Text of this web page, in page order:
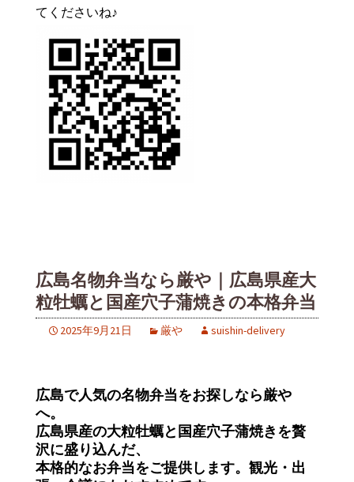
てくださいね♪
広島名物弁当なら厳や｜広島県産大
粒牡蠣と国産穴子蒲焼きの本格弁当
2025年9月21日 厳や suishin-delivery
広島で人気の名物弁当をお探しなら厳や
へ。
広島県産の大粒牡蠣と国産穴子蒲焼きを贅
沢に盛り込んだ、
本格的なお弁当をご提供します。観光・出